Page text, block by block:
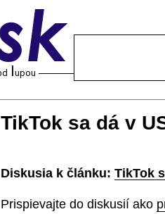
TikTok sa dá v
Diskusia k článku: TikTok
Prispievajte do diskusií ako